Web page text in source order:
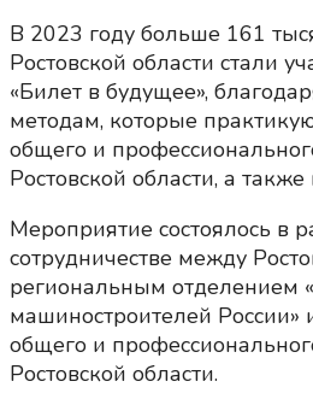
В 2023 году больше 161
Ростовской области стали
«Билет в будущее»,
методам, которые
общего и
Ростовской области, а
Мероприятие состоялось в
сотрудничестве между
региональным отделением
машиностроителей России»
общего и
Ростовской области.